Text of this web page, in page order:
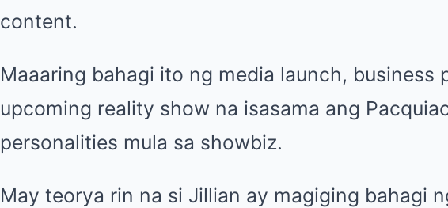
content.
Maaaring bahagi ito ng media launch, business
upcoming reality show na isasama ang
personalities mula sa showbiz.
May teorya rin na si Jillian ay magiging bahagi